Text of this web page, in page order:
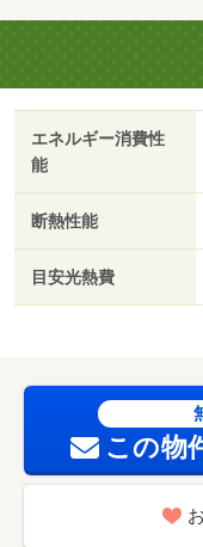
エネルギー消費性
能
断熱性能
目安光熱費
この物